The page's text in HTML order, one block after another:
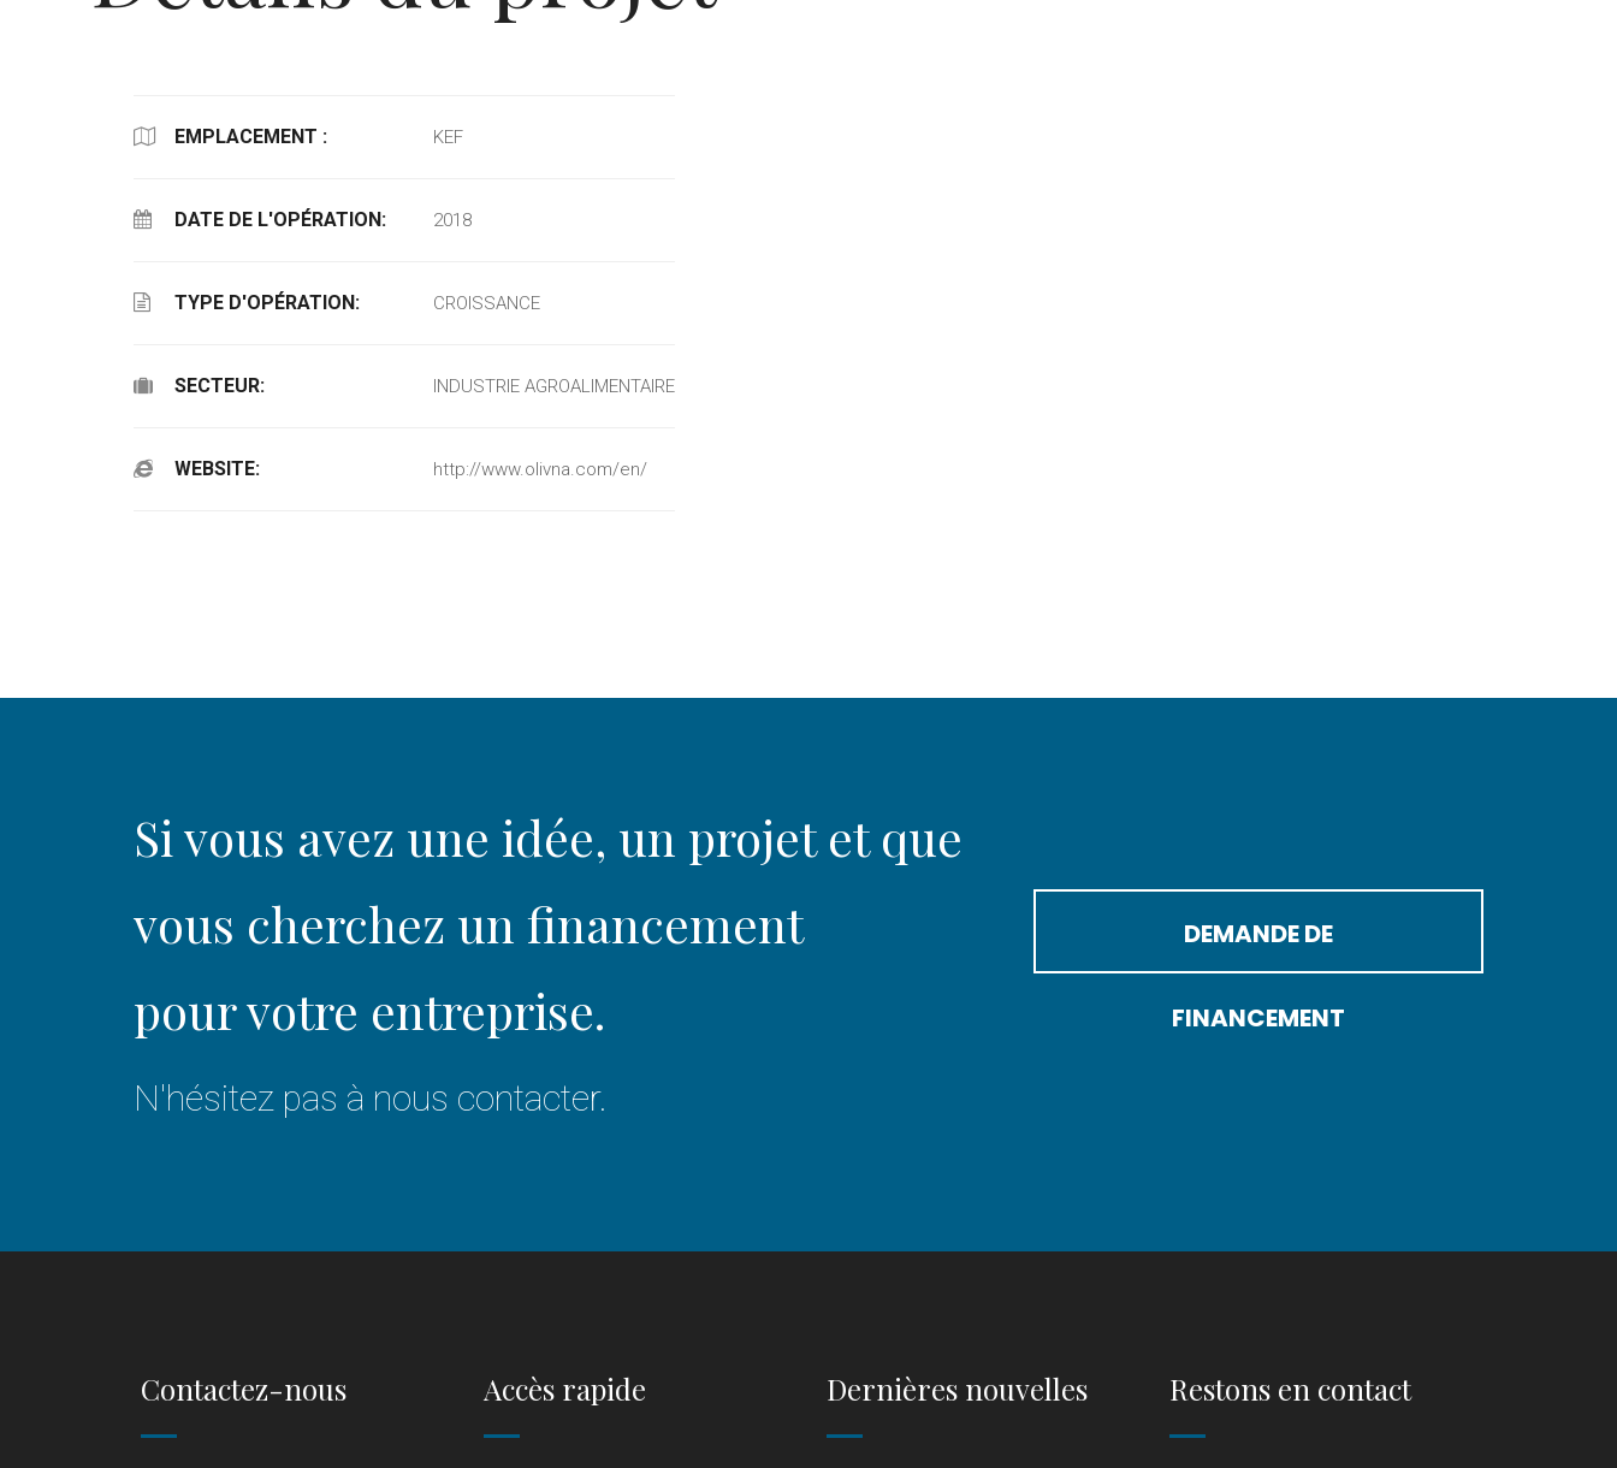
EMPLACEMENT : KEF
DATE DE L'OPÉRATION: 2018
TYPE D'OPÉRATION: CROISSANCE
SECTEUR: INDUSTRIE AGROALIMENTAIRE
WEBSITE: http://www.olivna.com/en/
Si vous avez une idée, un projet et que
vous cherchez un financement
pour votre entreprise.
N'hésitez pas à nous contacter.
DEMANDE DE
FINANCEMENT
Contactez-nous Accès rapide Dernières nouvelles Restons en contact